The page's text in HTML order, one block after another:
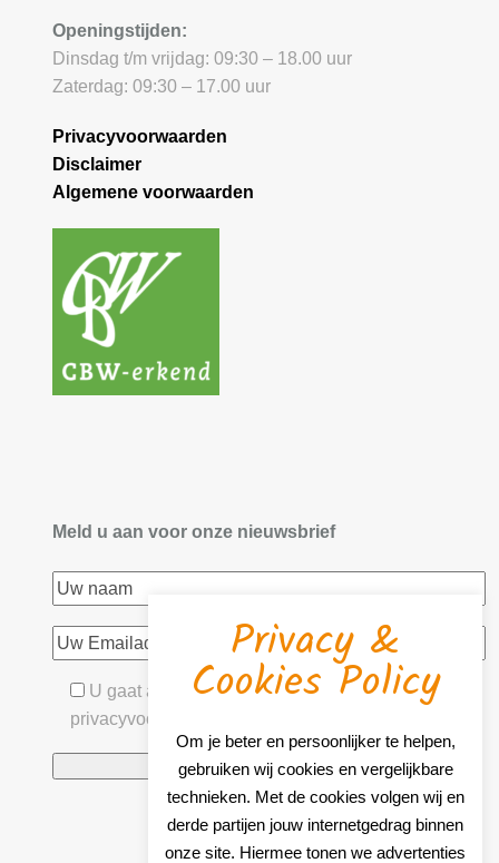
Openingstijden:
Dinsdag t/m vrijdag: 09:30 – 18.00 uur
Zaterdag: 09:30 – 17.00 uur
Privacyvoorwaarden
Disclaimer
Algemene voorwaarden
Meld u aan voor onze nieuwsbrief
U gaat akkoord met onze algemene- &
privacyvoorwaarden
Privacy &
Cookies Policy
Om je beter en persoonlijker te helpen,
gebruiken wij cookies en vergelijkbare
technieken. Met de cookies volgen wij en
derde partijen jouw internetgedrag binnen
onze site. Hiermee tonen we advertenties